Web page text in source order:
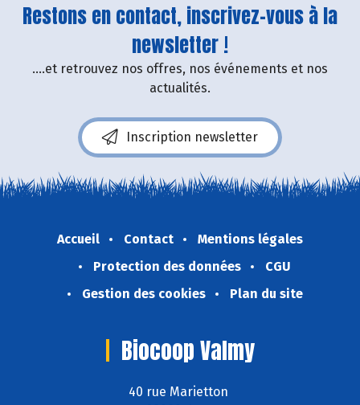
Restons en contact, inscrivez-vous à la
newsletter !
....et retrouvez nos offres, nos événements et nos
actualités.
Inscription newsletter
Accueil Contact
Mentions légales
Protection des données
CGU
Gestion des cookies
Plan du site
Biocoop Valmy
40 rue Marietton